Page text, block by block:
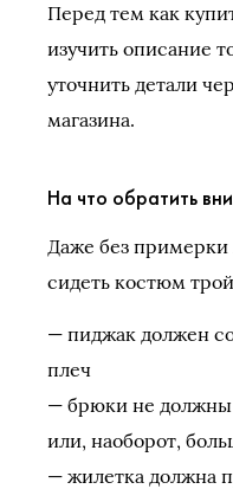
Перед тем как
изучить описание
уточнить детали
магазина.
На что обратить
Даже без примерки
сидеть костюм
— пиджак должен
плеч
— брюки не
или, наоборот,
— жилетка должна